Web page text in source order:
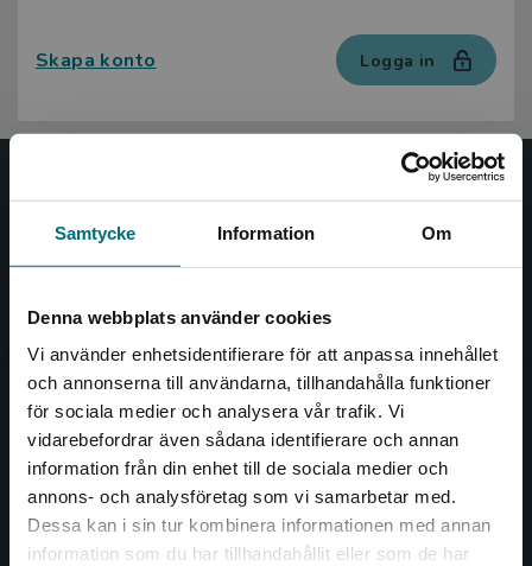
Samtycke Information Om
Denna webbplats använder cookies
Vi använder enhetsidentifierare för att anpassa innehållet
och annonserna till användarna, tillhandahålla funktioner
för sociala medier och analysera vår trafik. Vi
vidarebefordrar även sådana identifierare och annan
information från din enhet till de sociala medier och
annons- och analysföretag som vi samarbetar med.
Dessa kan i sin tur kombinera informationen med annan
information som du har tillhandahållit eller som de har
Begränsad fraktregion
Skapa konto Logga in
Nypon och Vilja
såväl barn som vuxna.
Kontakta oss
Kontakta oss
046-31 20 00
Box 141